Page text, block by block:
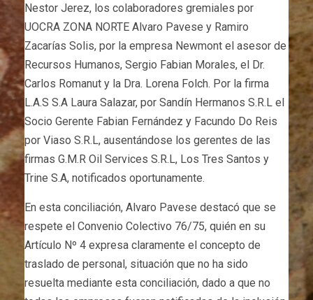
Nestor Jerez, los colaboradores gremiales por
UOCRA ZONA NORTE Alvaro Pavese y Ramiro
Zacarías Solis, por la empresa Newmont el asesor de
Recursos Humanos, Sergio Fabian Morales, el Dr.
Carlos Romanut y la Dra. Lorena Folch. Por la firma
L.A.S S.A Laura Salazar, por Sandín Hermanos S.R.L el
Socio Gerente Fabian Fernández y Facundo Do Reis
por Viaso S.R.L, ausentándose los gerentes de las
firmas G.M.R Oil Services S.R.L, Los Tres Santos y
Trine S.A, notificados oportunamente.
En esta conciliación, Alvaro Pavese destacó que se
respete el Convenio Colectivo 76/75, quién en su
Artículo Nº 4 expresa claramente el concepto de
traslado de personal, situación que no ha sido
resuelta mediante esta conciliación, dado a que no